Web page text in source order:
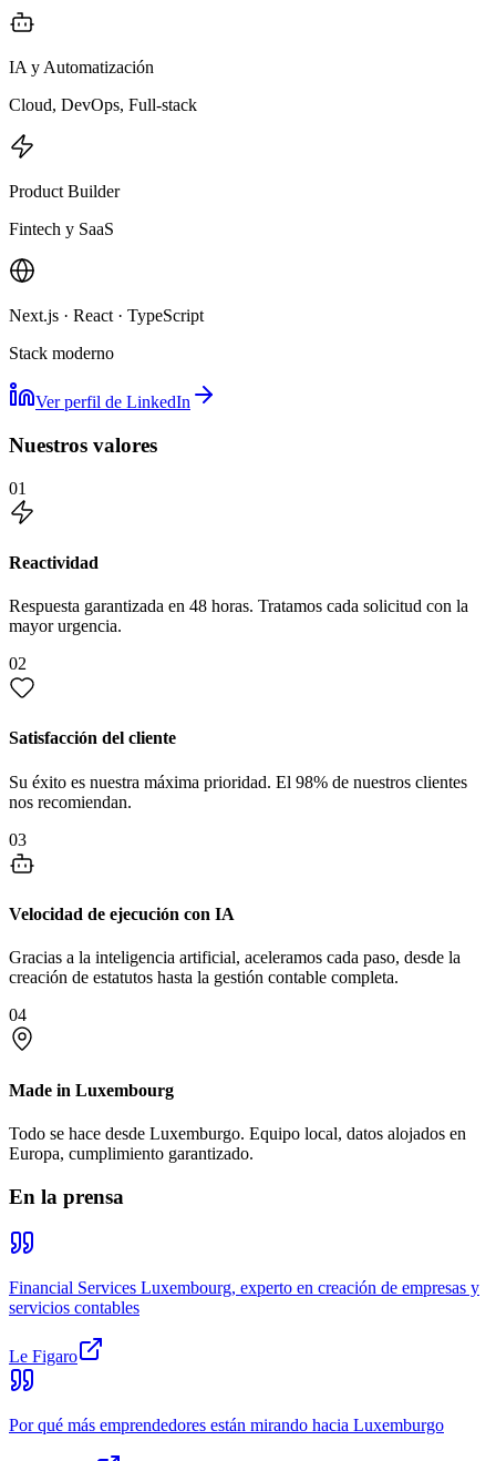
IA y Automatización
Cloud, DevOps, Full-stack
Product Builder
Fintech y SaaS
Next.js · React · TypeScript
Stack moderno
Ver perfil de LinkedIn
Nuestros valores
01
Reactividad
Respuesta garantizada en 48 horas. Tratamos cada solicitud con la
mayor urgencia.
02
Satisfacción del cliente
Su éxito es nuestra máxima prioridad. El 98% de nuestros clientes
nos recomiendan.
03
Velocidad de ejecución con IA
Gracias a la inteligencia artificial, aceleramos cada paso, desde la
creación de estatutos hasta la gestión contable completa.
04
Made in Luxembourg
Todo se hace desde Luxemburgo. Equipo local, datos alojados en
Europa, cumplimiento garantizado.
En la prensa
Financial Services Luxembourg, experto en creación de empresas y
servicios contables
Le Figaro
Por qué más emprendedores están mirando hacia Luxemburgo